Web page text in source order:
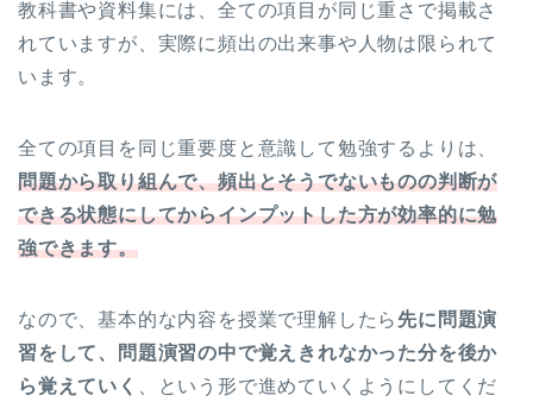
教科書や資料集には、全ての項目が同じ重さで掲載さ
れていますが、実際に頻出の出来事や人物は限られて
います。
全ての項目を同じ重要度と意識して勉強するよりは、
問題から取り組んで、頻出とそうでないものの判断が
できる状態にしてからインプットした方が効率的に勉
強できます。
なので、基本的な内容を授業で理解したら 先に問題演
習をして、問題演習の中で覚えきれなかった分を後か
ら覚えていく
、という形で進めていくようにしてくだ